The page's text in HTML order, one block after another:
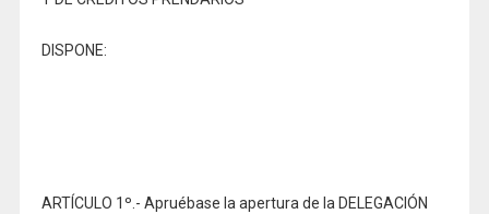
DISPONE:
ARTÍCULO 1º.- Apruébase la apertura de la DELEGACIÓN